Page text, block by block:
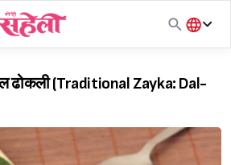
हिंदी
मराठी
ढोकली (Traditional Zayka: Dal-